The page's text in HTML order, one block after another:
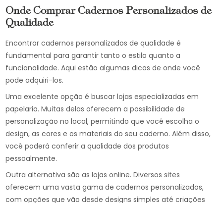
Onde Comprar Cadernos Personalizados de
Qualidade
Encontrar cadernos personalizados de qualidade é
fundamental para garantir tanto o estilo quanto a
funcionalidade. Aqui estão algumas dicas de onde você
pode adquiri-los.
Uma excelente opção é buscar lojas especializadas em
papelaria. Muitas delas oferecem a possibilidade de
personalização no local, permitindo que você escolha o
design, as cores e os materiais do seu caderno. Além disso,
você poderá conferir a qualidade dos produtos
pessoalmente.
Outra alternativa são as lojas online. Diversos sites
oferecem uma vasta gama de cadernos personalizados,
com opções que vão desde designs simples até criações